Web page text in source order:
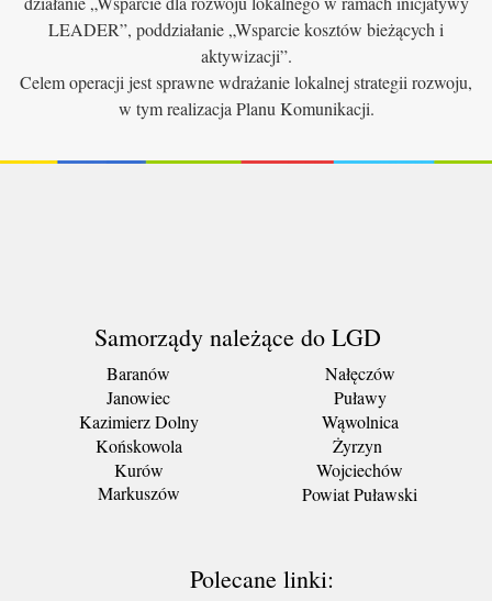
LEADER”, poddziałanie „Wsparcie kosztów bieżących i
aktywizacji”.
Celem operacji jest sprawne wdrażanie lokalnej strategii rozwoju,
w tym realizacja Planu Komunikacji.
Samorządy należące do LGD
Baranów
Janowiec
Kazimierz Dolny
Końskowola
Kurów
Markuszów
Nałęczów
Puławy
Wąwolnica
Żyrzyn
Wojciechów
Powiat Puławski
Polecane linki: